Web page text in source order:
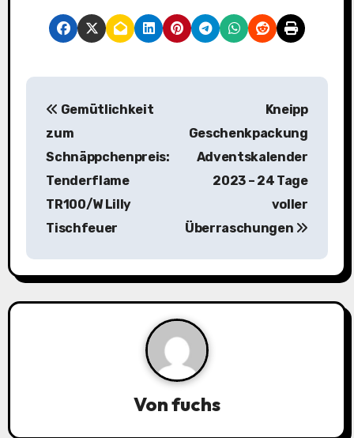
B
a
g
Gemütlichkeit
zum
Schnäppchenpreis:
Tenderflame
TR100/W Lilly
Tischfeuer
Kneipp
Geschenkpackung
Adventskalender
2023 – 24 Tage
voller
Überraschungen
Vonfuchs